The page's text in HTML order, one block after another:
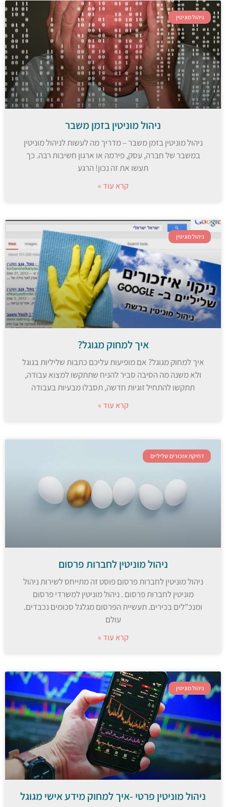
ניהול מוניטין
ניהול מוניטין בזמן משבר
ניהול מוניטין בזמן משבר – מדריך מה לעשות לניהול מוניטין
במשבר של חברה, עסק, פירמה או ארגון חשיבות רבה. כך
תעשו את זה נכון! הרגע
קרא עוד »
ניהול מוניטין
איך למחוק מגוגל?
איך למחוק מגוגל? אם מופיעות עליכם כתבות שליליות בגוגל
ולא משנה מה הסיבה סביר להניח שתתקשו למצוא עבודה,
תתקשו להתחיל זוגיות חדשה, תסבלו מבעיות בעבודה
קרא עוד »
דחיקת אזכורים שליליים
ניהול מוניטין לחברות פרסום
ניהול מוניטין לחברות פרסום פוסט זה מתייחס לשירות ניהול
מוניטין לחברות פרסום . ניהול מוניטין למשרדי פרסום
ומנכ"לים בכירים. תעשיית הפרסום מגלגל סכומים נכבדים.
עולם
קרא עוד »
ניהול מוניטין
ניהול מוניטין פרטי -איך למחוק מידע אישי מגוגל